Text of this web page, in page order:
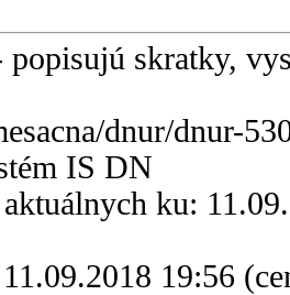
popisujú skratky,
dnur/dnur-
IS DN
ku:
11.09.2018 19:56